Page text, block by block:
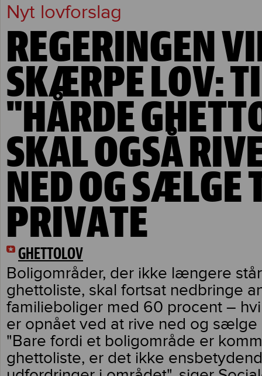
Nyt lovforslag
REGERINGEN
SKÆRPE LOV:
"HÅRDE
SKAL OGSÅ
NED OG SÆLGE
PRIVATE
GHETTOLOV
Boligområder, der ikke længere
ghettoliste, skal fortsat nedbringe
familieboliger med 60 procent –
er opnået ved at rive ned og sælge
"Bare fordi et boligområde er
ghettoliste, er det ikke